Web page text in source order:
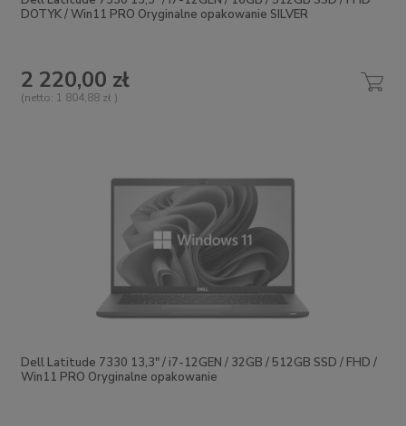
DOTYK / Win11 PRO Oryginalne opakowanie SILVER
2 220,00 zł
(netto: 1 804,88 zł )
Dell Latitude 7330 13,3" / i7-12GEN / 32GB / 512GB SSD / FHD /
Win11 PRO Oryginalne opakowanie